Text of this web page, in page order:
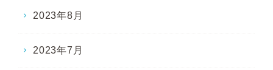
2023年8月
2023年7月